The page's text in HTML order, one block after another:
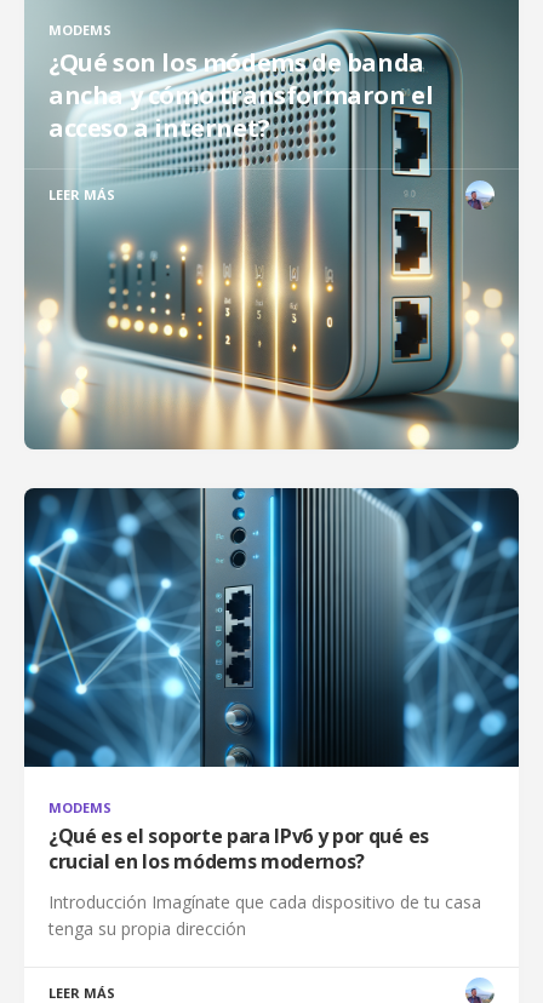
MODEMS
¿Qué son los módems de banda
ancha y cómo transformaron el
acceso a internet?
LEER MÁS
MODEMS
¿Qué es el soporte para IPv6 y por qué es
crucial en los módems modernos?
Introducción Imagínate que cada dispositivo de tu casa
tenga su propia dirección
LEER MÁS